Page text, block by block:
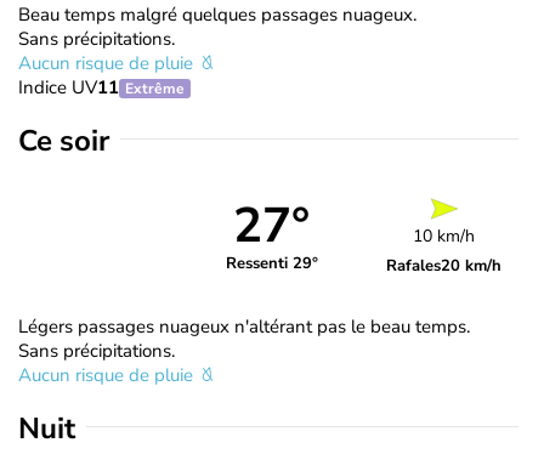
Beau temps malgré quelques passages nuageux.
Sans précipitations.
Aucun risque de pluie
Indice UV11 Extrême
Ce soir
27°
Ressenti 29°
10 km/h
Rafales20 km/h
Légers passages nuageux n'altérant pas le beau temps.
Sans précipitations.
Aucun risque de pluie
Nuit